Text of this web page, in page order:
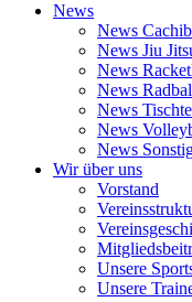
News
News
News Jiu
News
News
News
News
News
Wir über uns
Vorstand
Unsere
Unsere